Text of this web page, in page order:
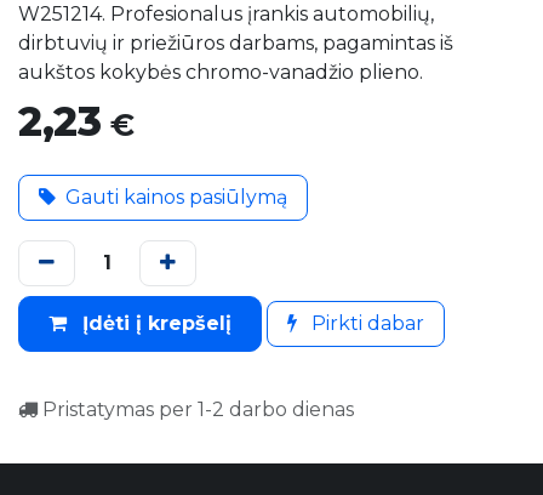
W251214. Profesionalus įrankis automobilių,
dirbtuvių ir priežiūros darbams, pagamintas iš
aukštos kokybės chromo-vanadžio plieno.
2,23 €
Gauti kainos pasiūlymą
Įdėti į krepšelį Pirkti dabar
Pristatymas per 1-2 darbo dienas